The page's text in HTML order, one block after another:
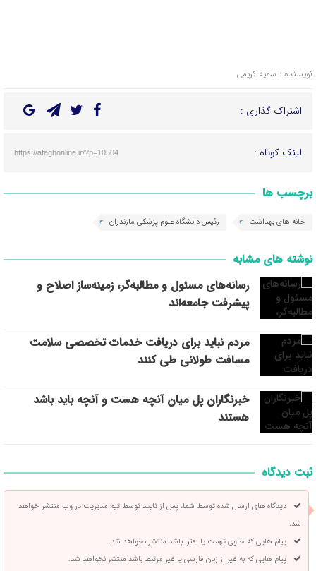
نویسنده : سمیه کریمی
اشتراک گذاری :
لینک کوتاه : https://afaghonline.ir/?p=10504
برچسب ها
خانه های بهداشت رئیس دانشگاه علوم پزشکی مازندران
نوشته های مشابه
رسانه‌های مسئول و مطالبه‌گر، زمینه‌ساز اصلاح و
پیشرفت جامعه‌اند
مردم نباید برای دریافت خدمات تخصصی سلامت
مسافت طولانی طی کنند
خبرنگاران پل میان آنچه هست و آنچه باید باشد
هستند
ثبت دیدگاه
دیدگاه های ارسال شده توسط شما، پس از تایید توسط تیم مدیریت در وب منتشر خواهد
شد.
پیام هایی که حاوی تهمت یا افترا باشد منتشر نخواهد شد.
پیام هایی که به غیر از زبان فارسی یا غیر مرتبط باشد منتشر نخواهد شد.